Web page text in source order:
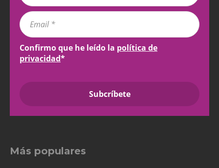
Confirmo que he leído la política de
privacidad*
Más populares